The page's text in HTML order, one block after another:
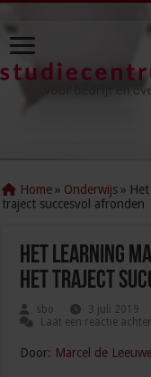
Home » Onderwijs »
traject succesvol afronden
Het Learning
het traject
sbo 3 juli 2019
Laat een reactie achter
Door: Marcel de